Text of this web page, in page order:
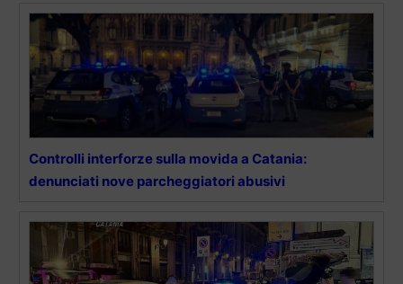
Controlli interforze sulla movida a Catania:
denunciati nove parcheggiatori abusivi